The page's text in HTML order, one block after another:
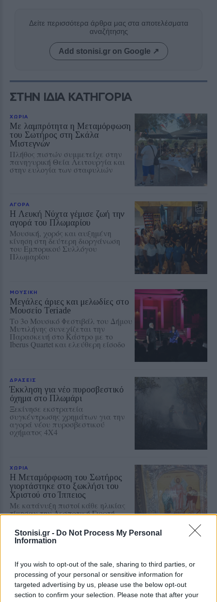
Stonisi.gr - Do Not Process My Personal
Information
If you wish to opt-out of the sale, sharing to third parties, or
processing of your personal or sensitive information for
targeted advertising by us, please use the below opt-out
section to confirm your selection. Please note that after your
Δείτε περισσότερα άρθρα μας στα αποτελέσματα
αναζήτησης
Add stonisi.gr on Google ↗
ΣΤΗΝ ΙΔΙΑ ΚΑΤΗΓΟΡΙΑ
ΧΩΡΙΑ
Με λαμπρότητα η Μεταμόρφωση
του Σωτήρος στη Σκάλα
Μιστεγνών
Πλήθος πιστών συμμετείχε στην
πανηγυρική Θεία Λειτουργία και
στην ευλογία των σταφυλιών
ΑΓΟΡΑ
Η Λευκή Νύχτα γέμισε ζωή την
αγορά του Πλωμαρίου
Μουσική, χορός και αυξημένη
κίνηση στη δεύτερη διοργάνωση
του Εμπορικού Συλλόγου
Πλωμαρίου
ΜΟΥΣΙΚΗ
Μεγάλες άριες και μελωδίες στο
Μουσείο Teriade
Το 3ο Μουσικό Φεστιβάλ του Δήμου
Μυτιλήνης συνεχίζεται την
Παρασκευή στο Κάστρο με το
Iberus Quartet και ελεύθερη είσοδο
ΔΡΑΣΕΙΣ
Έκκληση για νέο πυροσβεστικό
όχημα στο Πλωμάρι
Ξεκίνησε εκστρατεία
συγκέντρωσης χρημάτων για την
αγορά νέου πυροσβεστικού
οχήματος 4Χ4
ΧΩΡΙΑ
Η Μεταμόρφωση του Σωτήρος
γιορτάστηκε στο ξωκλήσι του
Χριστού στο Ίππειος
Με κατάνυξη πιστοί κάθε ηλικίας
τίμησαν την Δεσποτική Γιορτή
Μνήμες προσφυγιάς και μήνυμα
ειρήνης στο Πολύκεντρο
Πλωμαρίου
Κατάμεστη η αίθουσα στην